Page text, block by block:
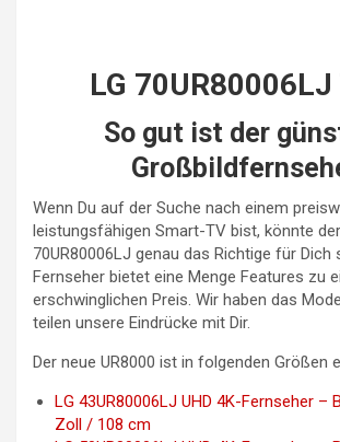
LG
So gut ist der
Wenn Du auf der Suche nach einem
leistungsfähigen Smart-TV bist, könnte
70UR80006LJ genau das Richtige für Dich
Fernseher bietet eine Menge Features zu
erschwinglichen Preis. Wir haben das
teilen unsere Eindrücke mit Dir.
Der neue UR8000 ist in folgenden Größen
LG 43UR80006LJ UHD 4K-Fernseher –
Zoll / 108 cm